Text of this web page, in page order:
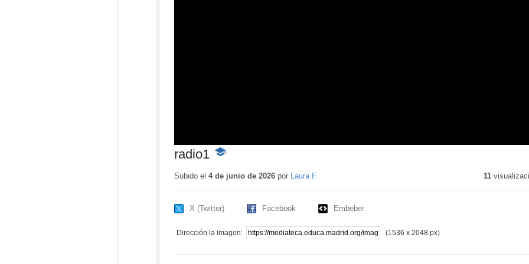
radio1 -
educativo
Subido el 4 de junio de 2026por Laura F. 11
X (Twitter) Facebook Embeber
Dirección la imagen: (1536 x 2048 px)